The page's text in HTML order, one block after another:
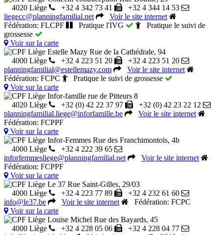
4020 Liège
+32 4 342 73 41
+32 4 344 14 53
liegecc@planningfamilial.net
Voir le site internet
Fédération: FLCPF
Pratique l'IVG
Pratique le suivi de
grossesse
Voir sur la carte
CPF Liège Estelle Mazy Rue de la Cathédrale, 94
4000 Liège
+32 4 223 51 20
+32 4 223 51 20
planningfamilial@estellemazy.com
Voir le site internet
Fédération: FCPC
Pratique le suivi de grossesse
Voir sur la carte
CPF Liège Infor-famille rue de Pitteurs 8
4020 Liège
+32 (0) 42 22 37 97
+32 (0) 42 23 22 12
planningfamilial.liege@inforfamille.be
Voir le site internet
Fédération: FCPPF
Voir sur la carte
CPF Liège Infor-Femmes Rue des Franchimontois, 4b
4000 Liège
+32 4 222 39 65
inforfemmesliege@planningfamilial.net
Voir le site internet
Fédération: FCPPF
Voir sur la carte
CPF Liège Le 37 Rue Saint-Gilles, 29/03
4000 Liège
+32 4 223 77 89
+32 4 232 61 60
info@le37.be
Voir le site internet
Fédération: FCPC
Voir sur la carte
CPF Liège Louise Michel Rue des Bayards, 45
4000 Liège
+32 4 228 05 06
+32 4 228 04 77